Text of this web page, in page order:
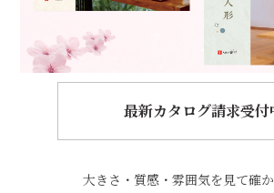
最新カタログ請求受付
大きさ・質感・雰囲気を見て確